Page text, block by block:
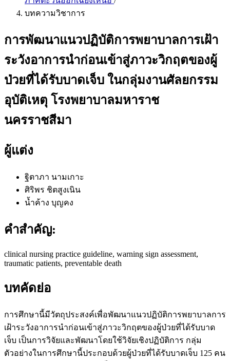
บทความวิชาการ
การพัฒนาแนวปฏิบัติการพยาบาลการเฝ้า
ระวังอาการนำก่อนเข้าสู่ภาวะวิกฤตของผู้
ป่วยที่ได้รับบาดเจ็บ ในกลุ่มงานศัลยกรรม
อุบัติเหตุ โรงพยาบาลมหาราช
นครราชสีมา
ผู้แต่ง
ฐิตาภา นามเกาะ
ศิริพร ชิตสูงเนิน
น้ำค้าง บุญคง
คำสำคัญ:
clinical nursing practice guideline, warning sign assessment,
traumatic patients, preventable death
บทคัดย่อ
การศึกษานี้มีวัตถุประสงค์เพื่อพัฒนาแนวปฏิบัติการพยาบาลการ
เฝ้าระวังอาการนำก่อนเข้าสู่ภาวะวิกฤตของผู้ป่วยที่ได้รับบาด
เจ็บ เป็นการวิจัยและพัฒนาโดยใช้วิจัยเชิงปฏิบัติการ กลุ่ม
ตัวอย่างในการศึกษานี้ประกอบด้วยผู้ป่วยที่ได้รับบาดเจ็บ 125 คน